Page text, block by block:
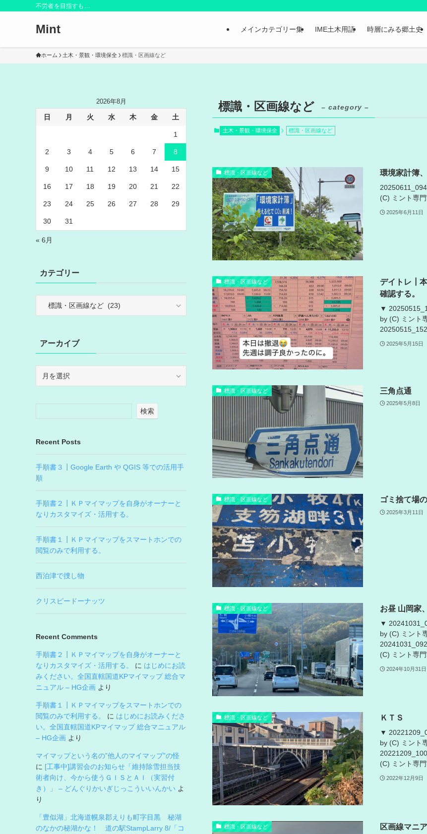
不労者を目指すも…
Mint メインカテゴリー集 IME土木用語 時層にみる郷土史
ホーム 土木・景観・環境保全 標識・区画線など
標識・区画線など – category –
土木・景観・環境保全 標識・区画線など
標識・区画線など 環境家計簿
(C) ミント専
2025年6月11日
標識・区画線など
デイトレ┃
確認する。
▼
by (C) ミント
2025年5月15日
標識・区画線など 三角点通
2025年5月8日
標識・区画線など ゴミ捨て場
2025年3月11日
標識・区画線など お昼 山岡家
▼
by (C) ミント
(C) ミント専
2024年10月31日
標識・区画線など ＫＴＳ
▼
by (C) ミント
(C) ミント専
2022年12月9日
標識・区画線など 区画線マニ
2026年8月
日 月 火 水 木 金 土
1
2 3 4 5 6 7 8
9 10 11 12 13 14 15
16 17 18 19 20 21 22
23 24 25 26 27 28 29
30 31
« 6月
カテゴリー
ーアーカイブ
イ
検索
Recent Posts
手順書３┃Google Earth や QGIS 等での活用手
順
手順書２┃ＫＰマイマップを自身がオーナーと
なりカスタマイズ・活用する。
手順書１┃ＫＰマイマップをスマートホンでの
閲覧のみで利用する。
西泊津で捜し物
クリスピードーナッツ
Recent Comments
手順書２┃ＫＰマイマップを自身がオーナーと
なりカスタマイズ・活用する。
に はじめにお読
みください。全国直轄国道KPマイマップ 総合マ
ニュアル – HG企画 より
手順書１┃ＫＰマイマップをスマートホンでの
閲覧のみで利用する。
に はじめにお読みくださ
い。全国直轄国道KPマイマップ 総合マニュアル
– HG企画 より
マイマップという名の”他人のマイマップ”の怪
に [工事中]講習会のお知らせ「維持除雪担当技
術者向け、今から使うＧＩＳとＡＩ（実習付
き）」 – どんぐりかいぎじっこういいんかい よ
り
「豊似湖」北海道幌泉郡えりも町字目黒 秘湖
のなかの秘湖かな！ 道の駅StampLarry 8/「コ